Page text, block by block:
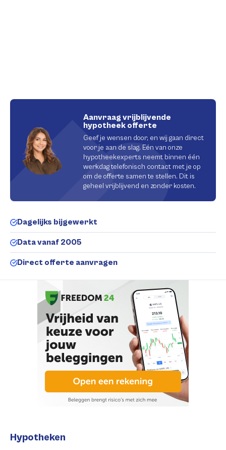
Aanvraag vrijblijvende
hypotheek offerte
Geef je wensen door, en wij gaan direct
voor je aan de slag. Eén van onze
hypotheekexperts neemt binnen één
werkdag telefonisch contact met je op
om de offerte samen te stellen. Dit is
geheel vrijblijvend en zonder kosten.
Dagelijks bijgewerkt
Data vanaf 2005
Direct offerte aanvragen
Hypotheken